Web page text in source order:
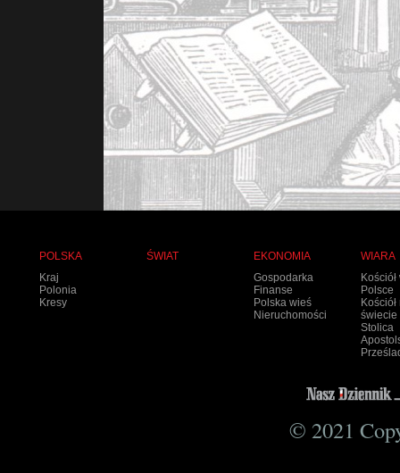
POLSKA
Kraj
Polonia
Kresy
ŚWIAT
EKONOMIA
Gospodarka
Finanse
Polska wieś
Nieruchomości
WIARA
Kościół
Polsce
Kościół
świecie
Stolica
© 2021